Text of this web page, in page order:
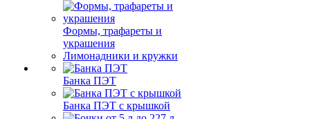
Формы, трафареты и
украшения
Лимонадники и кружки
Банка ПЭТ
Банка ПЭТ с крышкой